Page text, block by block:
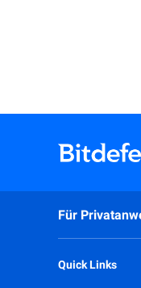
Für
Quick Links